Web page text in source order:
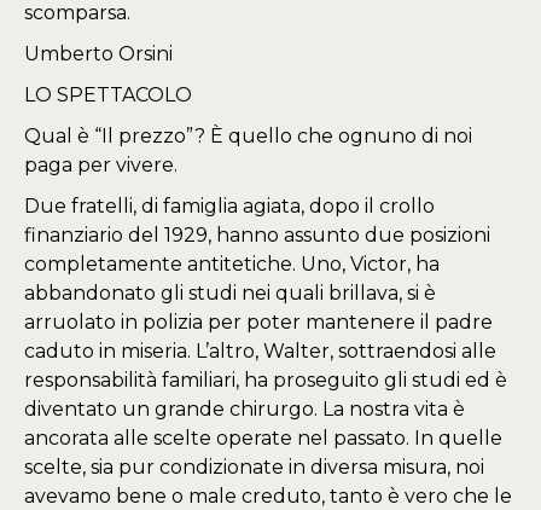
scomparsa.
Umberto Orsini
LO SPETTACOLO
Qual è “Il prezzo”? È quello che ognuno di noi
paga per vivere.
Due fratelli, di famiglia agiata, dopo il crollo
finanziario del 1929, hanno assunto due posizioni
completamente antitetiche. Uno, Victor, ha
abbandonato gli studi nei quali brillava, si è
arruolato in polizia per poter mantenere il padre
caduto in miseria. L’altro, Walter, sottraendosi alle
responsabilità familiari, ha proseguito gli studi ed è
diventato un grande chirurgo. La nostra vita è
ancorata alle scelte operate nel passato. In quelle
scelte, sia pur condizionate in diversa misura, noi
avevamo bene o male creduto, tanto è vero che le